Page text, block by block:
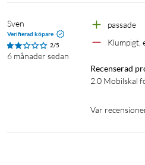
Sven
Verifierad köpare
2/5
6 månader sedan
passade
Klumpigt,
Recenserad
2.0 Mobilskal
Var